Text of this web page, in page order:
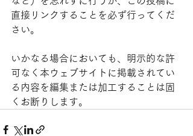
直接リンクすることを必ず行ってくだ
さい。
いかなる場合においても、明示的な許
可なく本ウェブサイトに掲載されてい
る内容を編集または加工することは固
くお断りします。